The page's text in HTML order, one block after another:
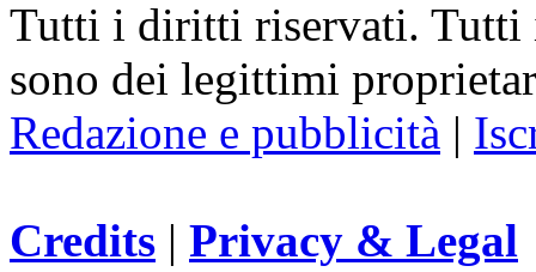
Tutti i diritti riservati. Tutti
sono dei legittimi
Redazione e pubblicità |
Credits | Privacy & Legal